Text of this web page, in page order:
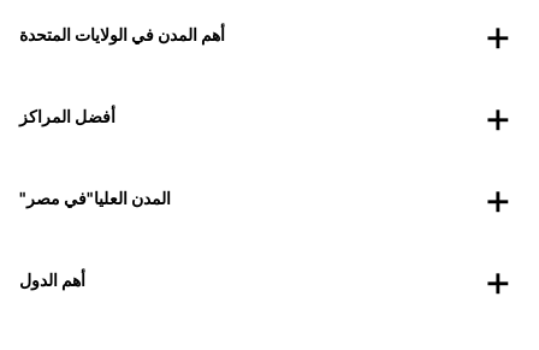
أهم المدن في الولايات المتحدة
أفضل المراكز
"المدن العليا"في مصر
أهم الدول